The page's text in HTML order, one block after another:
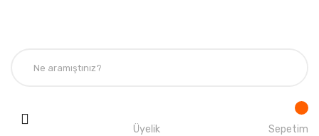
Üyelik Sepetim